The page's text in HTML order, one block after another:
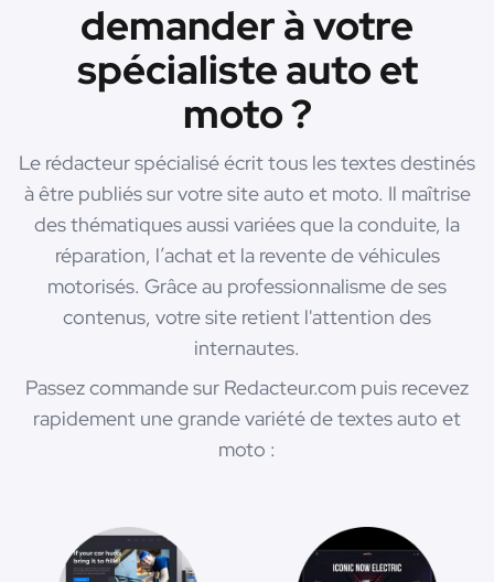
demander à votre
spécialiste auto et
moto ?
Le rédacteur spécialisé écrit tous les textes destinés
à être publiés sur votre site auto et moto. Il maîtrise
des thématiques aussi variées que la conduite, la
réparation, l’achat et la revente de véhicules
motorisés. Grâce au professionnalisme de ses
contenus, votre site retient l'attention des
internautes.
Passez commande sur Redacteur.com puis recevez
rapidement une grande variété de textes auto et
moto :